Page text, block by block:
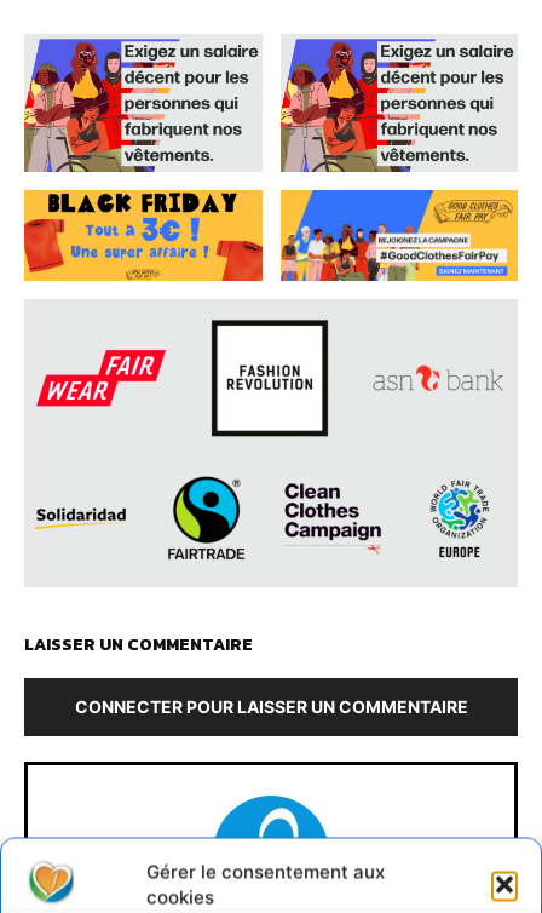
Gérer le consentement aux
cookies
LAISSER UN COMMENTAIRE
CONNECTER POUR LAISSER UN COMMENTAIRE